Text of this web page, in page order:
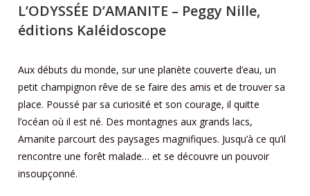
L’ODYSSÉE D’AMANITE – Peggy Nille,
éditions Kaléidoscope
Aux débuts du monde, sur une planète couverte d’eau, un
petit champignon rêve de se faire des amis et de trouver sa
place. Poussé par sa curiosité et son courage, il quitte
l’océan où il est né. Des montagnes aux grands lacs,
Amanite parcourt des paysages magnifiques. Jusqu’à ce qu’il
rencontre une forêt malade… et se découvre un pouvoir
insoupçonné.